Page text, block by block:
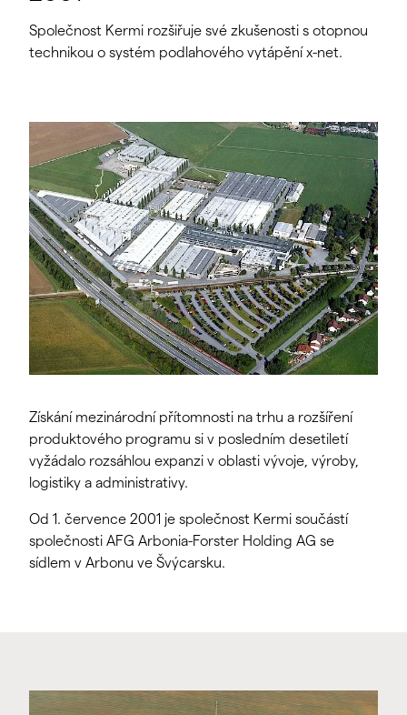
Společnost Kermi rozšiřuje své zkušenosti s otopnou
technikou o systém podlahového vytápění x-net.
Získání mezinárodní přítomnosti na trhu a rozšíření
produktového programu si v posledním desetiletí
vyžádalo rozsáhlou expanzi v oblasti vývoje, výroby,
logistiky a administrativy.
Od 1. července 2001 je společnost Kermi součástí
společnosti AFG Arbonia-Forster Holding AG se
sídlem v Arbonu ve Švýcarsku.